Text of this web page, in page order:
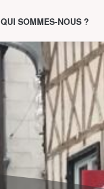
QUI SOMMES-NOUS ?